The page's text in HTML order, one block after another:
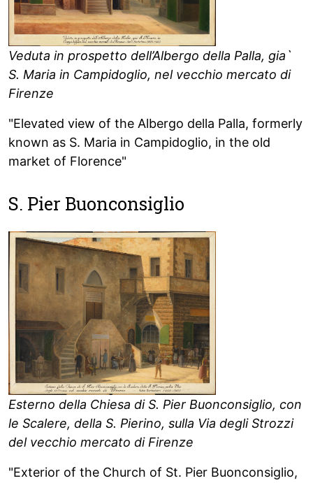
Veduta in prospetto dell’Albergo della Palla, gia`
S. Maria in Campidoglio, nel vecchio mercato di
Firenze
"Elevated view of the Albergo della Palla, formerly
known as S. Maria in Campidoglio, in the old
market of Florence"
S. Pier Buonconsiglio
Esterno della Chiesa di S. Pier Buonconsiglio, con
le Scalere, della S. Pierino, sulla Via degli Strozzi
del vecchio mercato di Firenze
"Exterior of the Church of St. Pier Buonconsiglio,